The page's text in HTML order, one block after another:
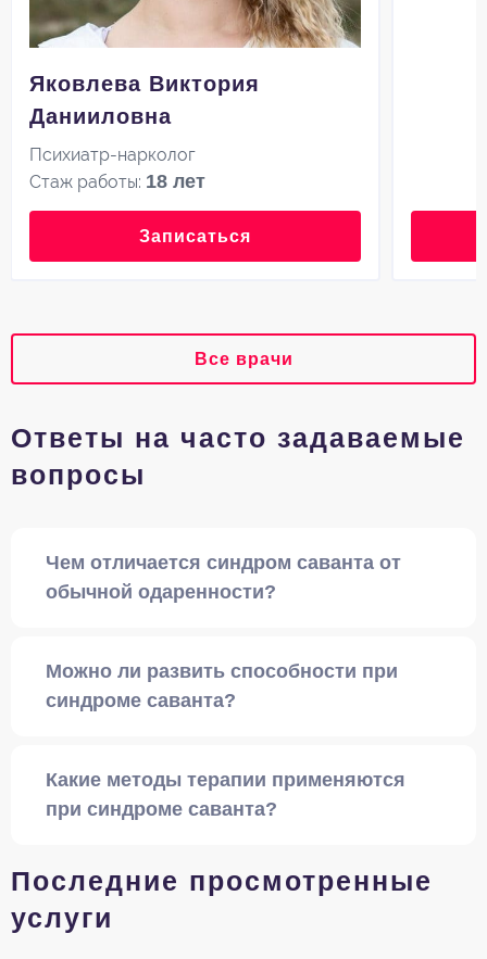
Яковлева Виктория
Данииловна
Психиатр-нарколог
Стаж работы: 18 лет
Записаться
Все врачи
Ответы на часто задаваемые
вопросы
Чем отличается синдром саванта от
обычной одаренности?
Можно ли развить способности при
синдроме саванта?
Какие методы терапии применяются
при синдроме саванта?
Последние просмотренные
услуги